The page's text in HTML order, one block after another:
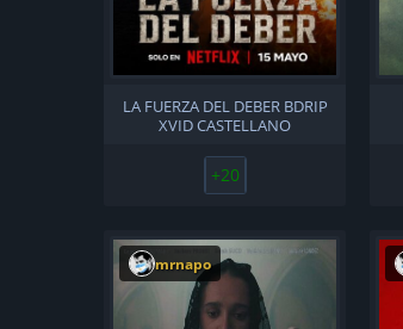
LA FUERZA DEL DEBER BDRIP
XVID CASTELLANO
+20
mrnapo